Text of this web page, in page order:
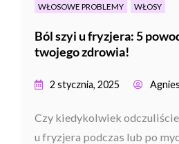
WŁOSOWE PROBLEMY WŁOSY
Ból szyi u fryzjera: 5
twojego zdrowia!
2 stycznia, 2025
Czy kiedykolwiek
u fryzjera podczas lub po